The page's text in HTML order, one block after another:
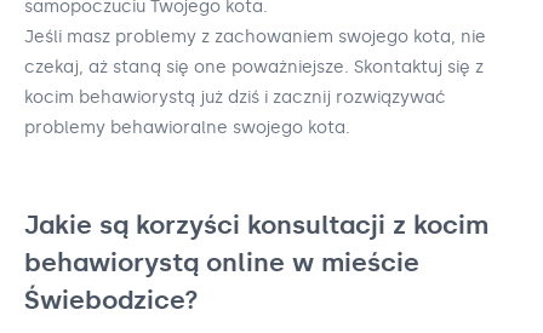
samopoczuciu Twojego kota.
Jeśli masz problemy z zachowaniem swojego kota, nie
czekaj, aż staną się one poważniejsze. Skontaktuj się z
kocim behawiorystą już dziś i zacznij rozwiązywać
problemy behawioralne swojego kota.
Jakie są korzyści konsultacji z kocim
behawiorystą online w mieście
Świebodzice?